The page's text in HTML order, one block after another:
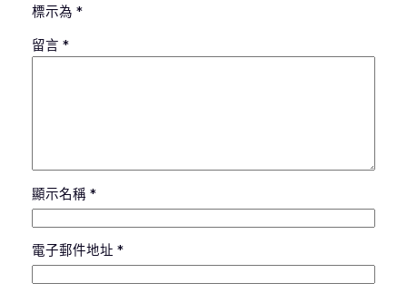
標示為 *
留言 *
顯示名稱 *
電子郵件地址 *